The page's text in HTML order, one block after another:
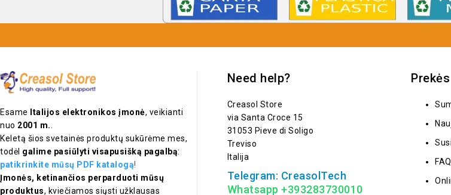
Esame Italijos elektronikos įmonė, veikianti
nuo 2001 m.
Keletą šios svetainės produktų sukūrėme mes,
todėl galime pasiūlyti visapusišką pagalbą:
patikrinkite mūsų PDF katalogą!
Įmonės, ketinančios perparduoti mūsų
produktus, kviečiamos siųsti užklausas
Need help?
Creasol Store
via Santa Croce 15
31053 Pieve di Soligo
Treviso
Italija
Telegram: CreasolTech
Whatsapp +393283730010
Prekės
FAQ